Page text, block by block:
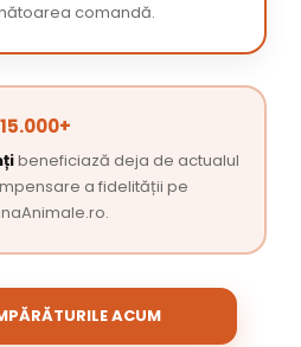
comandă.
15.000+
beneficiază deja de actualul
a fidelității pe
ACUM